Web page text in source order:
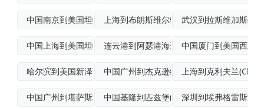
中国南京到美国坦帕(Tampa)航空运输
上海到布朗斯维尔轮船运输武汉到拉斯维加斯
中国上海到美国坦帕(Tampa)空运快递
连云港到阿瑟港海运 中国厦门到美国西雅
哈尔滨到美国新泽西空运物流专线中国广州到杰克逊维尔(Jacksonvi
上海到克利夫兰
中国广州到堪萨斯城(KansasCity中国基隆到匹兹堡(Pittsburgh)深圳到埃弗格雷斯港